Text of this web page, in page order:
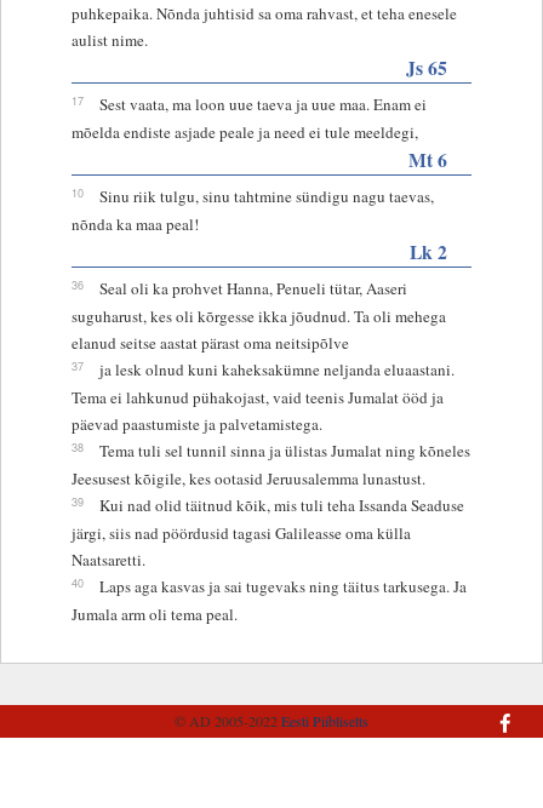
puhkepaika. Nõnda juhtisid sa oma rahvast, et teha enesele
aulist nime.
Js 65
17
Sest vaata, ma loon uue taeva ja uue maa. Enam ei
mõelda endiste asjade peale ja need ei tule meeldegi,
Mt 6
10
Sinu riik tulgu, sinu tahtmine sündigu nagu taevas,
nõnda ka maa peal!
Lk 2
36
Seal oli ka prohvet Hanna, Penueli tütar, Aaseri
suguharust, kes oli kõrgesse ikka jõudnud. Ta oli mehega
elanud seitse aastat pärast oma neitsipõlve
37
ja lesk olnud kuni kaheksakümne neljanda eluaastani.
Tema ei lahkunud pühakojast, vaid teenis Jumalat ööd ja
päevad paastumiste ja palvetamistega.
38
Tema tuli sel tunnil sinna ja ülistas Jumalat ning kõneles
Jeesusest kõigile, kes ootasid Jeruusalemma lunastust.
39
Kui nad olid täitnud kõik, mis tuli teha Issanda Seaduse
järgi, siis nad pöördusid tagasi Galileasse oma külla
Naatsaretti.
40
Laps aga kasvas ja sai tugevaks ning täitus tarkusega. Ja
Jumala arm oli tema peal.
© AD 2005-2022Eesti Piibliselts